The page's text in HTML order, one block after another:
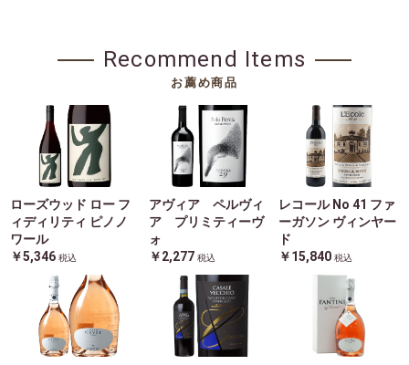
Recommend Items
お薦め商品
ローズウッド ロー フ
ィディリティ ピノノ
ワール
￥5,346 税込
アヴィア ペルヴィ
ア プリミティーヴ
ォ
￥2,277 税込
レコール No 41 ファ
ーガソン ヴィンヤー
ド
￥15,840 税込